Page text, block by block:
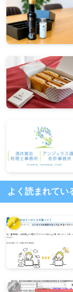
よく読まれてい